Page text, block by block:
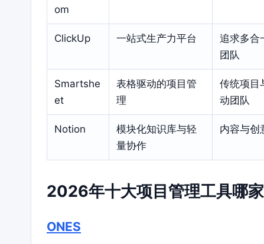
om
ClickUp 一站式生产力平台
追求多合
团队
Smartshe
et
表格驱动的项目管
理
传统项目
动团队
Notion
模块化知识库与轻
量协作
内容与创
2026年十大项目管理工具哪
ONES